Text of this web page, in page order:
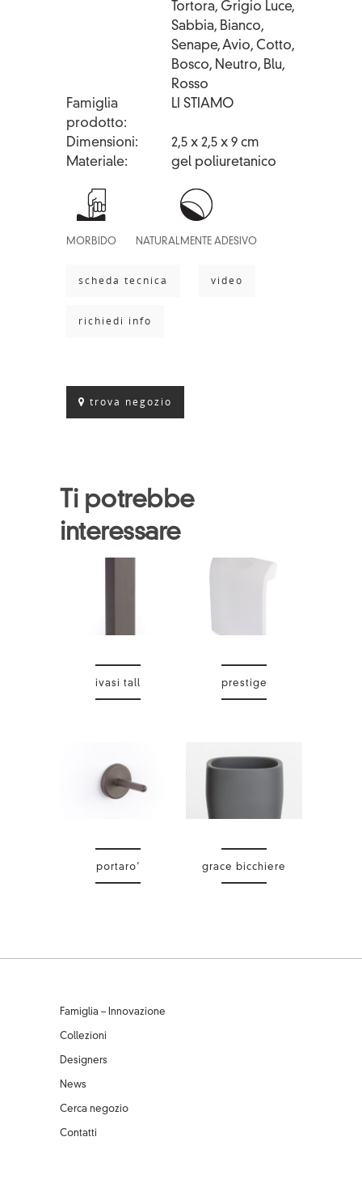
Tortora, Grigio Luce,
Sabbia, Bianco,
Senape, Avio, Cotto,
Bosco, Neutro, Blu,
Rosso
Famiglia
prodotto
LI STIAMO
Dimensioni
2,5 x 2,5 x 9 cm
Materiale
gel poliuretanico
MORBIDO NATURALMENTE ADESIVO
scheda tecnica video
richiedi info
trova negozio
Ti potrebbe
interessare
ivasi tall prestige
portaro’ grace bicchiere
Famiglia – Innovazione
Collezioni
Designers
News
Cerca negozio
Contatti